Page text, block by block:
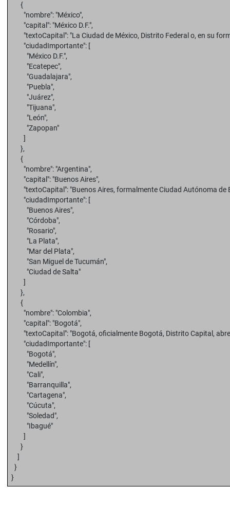
{
"nombre": "México",
"capital": "México D.F.",
"textoCapital": "La Ciudad de México, Distrito Federal o, en su
"ciudadImportante": [
"México D.F.",
"Ecatepec",
"Guadalajara",
"Puebla",
"Juárez",
"Tijuana",
"León",
"Zapopan"
]
},
{
"nombre": "Argentina",
"capital": "Buenos Aires",
"textoCapital": "Buenos Aires, formalmente Ciudad Autónoma de
"ciudadImportante": [
"Buenos Aires",
"Córdoba",
"Rosario",
"La Plata",
"Mar del Plata",
"San Miguel de Tucumán",
"Ciudad de Salta"
]
},
{
"nombre": "Colombia",
"capital": "Bogotá",
"textoCapital": "Bogotá, oficialmente Bogotá, Distrito Capital,
"ciudadImportante": [
"Bogotá",
"Medellín",
"Cali",
"Barranquilla",
"Cartagena",
"Cúcuta",
"Soledad",
"Ibagué"
]
}
]
}
}